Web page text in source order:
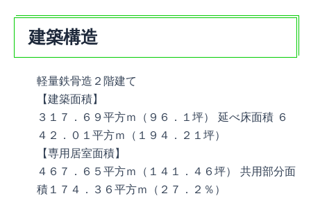
建築構造
軽量鉄骨造２階建て
【建築面積】
３１７．６９平方ｍ（９６．１坪） 延べ床面積 ６
４２．０１平方ｍ（１９４．２１坪）
【専用居室面積】
４６７．６５平方ｍ（１４１．４６坪） 共用部分面
積１７４．３６平方ｍ（２７．２％）